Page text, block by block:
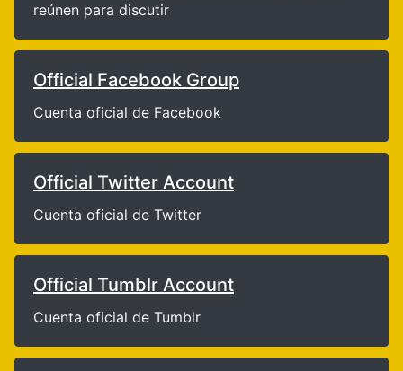
reúnen para discutir
Official Facebook Group
Cuenta oficial de Facebook
Official Twitter Account
Cuenta oficial de Twitter
Official Tumblr Account
Cuenta oficial de Tumblr